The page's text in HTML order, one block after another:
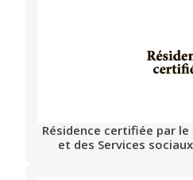
Résidence certifiée par
et des Services